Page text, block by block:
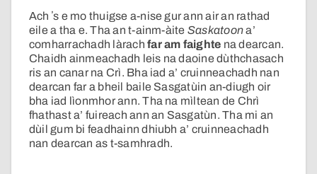
Ach ʼs e mo thuigse a-nise gur ann air an rathad
eile a tha e. Tha an t-ainm-àite Saskatoona’
comharrachadh làrachfar am faighte na dearcan.
Chaidh ainmeachadh leis na daoine dùthchasach
ris an canar na Crì. Bha iad a’ cruinneachadh nan
dearcan far a bheil baile Sasgatùin an-diugh oir
bha iad lìonmhor ann. Tha na mìltean de Chrì
fhathast a’ fuireach ann an Sasgatùn. Tha mi an
dùil gum bi feadhainn dhiubh a’ cruinneachadh
nan dearcan as t-samhradh.